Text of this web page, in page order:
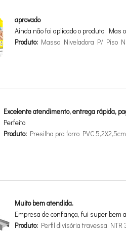
aprovado
Ainda não foi aplicado o produto. Mas
Produto: Massa Niveladora P/ Piso
Excelente atendimento, entrega rápida,
Perfeito
Produto: Presilha pra forro PVC
Muito bem atendida.
Empresa de confiança, fui super bem
Produto: Perfil divisória travessa NTR